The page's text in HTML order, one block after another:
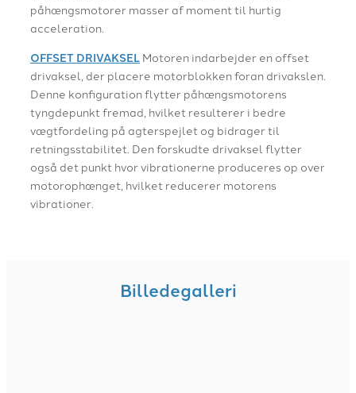
påhængsmotorer masser af moment til hurtig
acceleration.
OFFSET DRIVAKSEL Motoren indarbejder en offset
drivaksel, der placere motorblokken foran drivakslen.
Denne konfiguration flytter påhængsmotorens
tyngdepunkt fremad, hvilket resulterer i bedre
vægtfordeling på agterspejlet og bidrager til
retningsstabilitet. Den forskudte drivaksel flytter
også det punkt hvor vibrationerne produceres op over
motorophænget, hvilket reducerer motorens
vibrationer.
Billedegalleri